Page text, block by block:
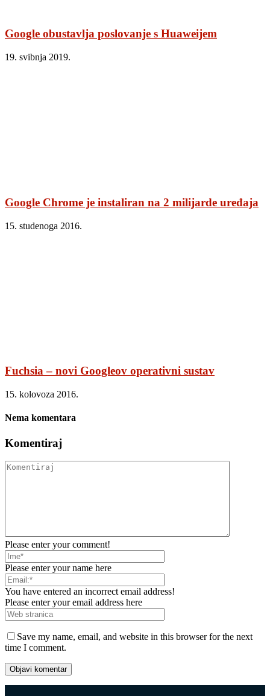
Google obustavlja poslovanje s Huaweijem
19. svibnja 2019.
Google Chrome je instaliran na 2 milijarde uređaja
15. studenoga 2016.
Fuchsia – novi Googleov operativni sustav
15. kolovoza 2016.
Nema komentara
Komentiraj
Please enter your comment!
Please enter your name here
You have entered an incorrect email address!
Please enter your email address here
Save my name, email, and website in this browser for the next
time I comment.